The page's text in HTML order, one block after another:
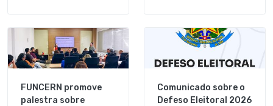
FUNCERN promove
palestra sobre
Comunicado sobre o
Defeso Eleitoral 2026